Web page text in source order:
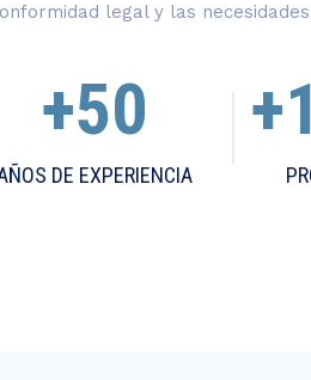
legal y las
+50
DE EXPERIENCIA